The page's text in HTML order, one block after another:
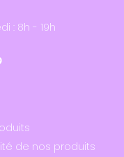
: 8h - 19h
de nos produits